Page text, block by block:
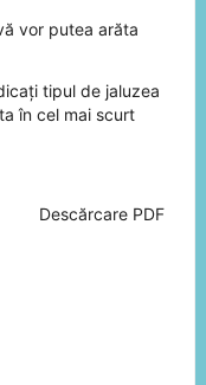
vor putea arăta
tipul de jaluzea
în cel mai scurt
Descărcare PDF